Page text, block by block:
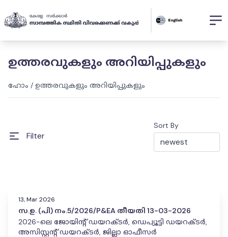
ഉത്തരവുകളും അറിയിപ്പുകളും
ഹോം / ഉത്തരവുകളും അറിയിപ്പുകളും
Filter
Sort By
13, Mar 2026
സ.ഉ. (പി) നം.5/2026/P&EA തീയതി 13-03-2026
2026-ലെ ജോയിന്റ് ഡയറക്ടർ, ഡെപ്യൂട്ടി ഡയറക്ടർ,
അസിസ്റ്റന്റ് ഡയറക്ടർ, ജില്ലാ ഓഫീസർ